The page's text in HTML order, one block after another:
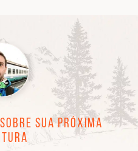
sua próxima